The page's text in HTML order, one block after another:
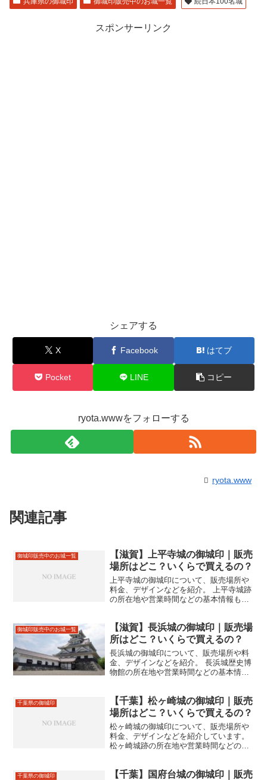
スポンサーリンク
シェアする
X Facebook はてブ
Pocket LINE コピー
ryota.wwwをフォローする
ryota.www
関連記事
御城印販売中のお城一覧
【滋賀】上平寺城の御城印｜販売
場所はどこ？いくらで買えるの？
上平寺城の御城印について、販売場所や
料金、デザインなどを紹介。 上平寺城跡
の所在地や営業時間などの基本情報も合
御城印販売中のお城一覧
【滋賀】長浜城の御城印｜販売場
所はどこ？いくらで買えるの？
長浜城の御城印について、販売場所や料
金、デザインなどを紹介。 長浜城歴史博
物館の所在地や営業時間などの基本情報
千葉県の御城印
【千葉】松ヶ崎城の御城印｜販売
場所はどこ？いくらで買えるの？
松ヶ崎城の御城印について、販売場所や
料金、デザインなどを紹介しています。
松ヶ崎城跡の所在地や営業時間などの基
千葉県の御城印
【千葉】国府台城の御城印｜販売